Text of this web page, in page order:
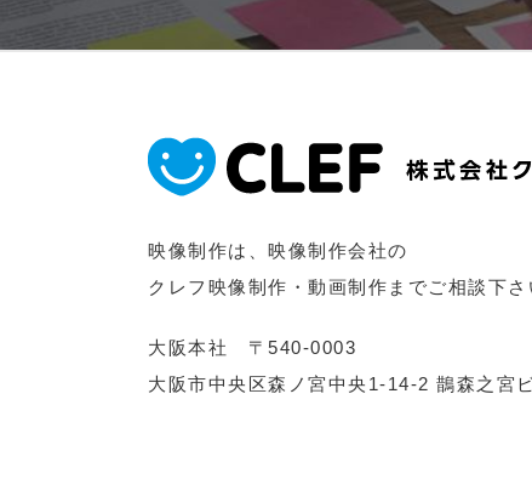
映像制作は、映像制作会社の
クレフ映像制作・動画制作までご相談下さ
大阪本社 〒540-0003
大阪市中央区森ノ宮中央1-14-2 鵲森之宮